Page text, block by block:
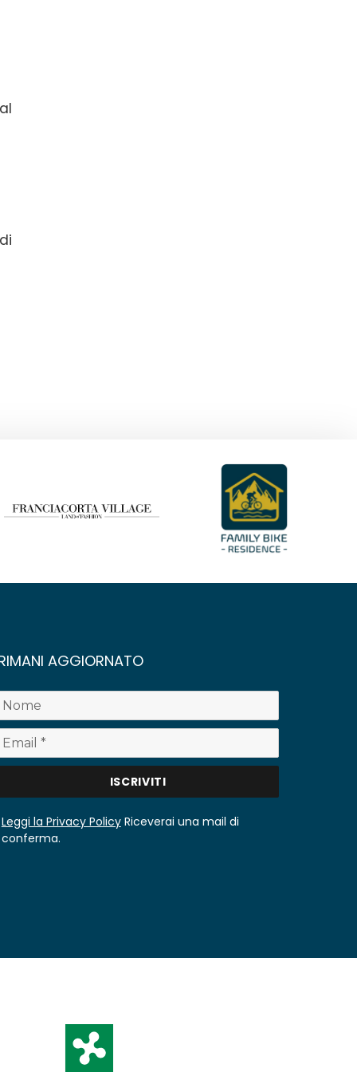
AGGIORNATO
Leggi la Privacy PolicyRiceverai una mail di
conferma.